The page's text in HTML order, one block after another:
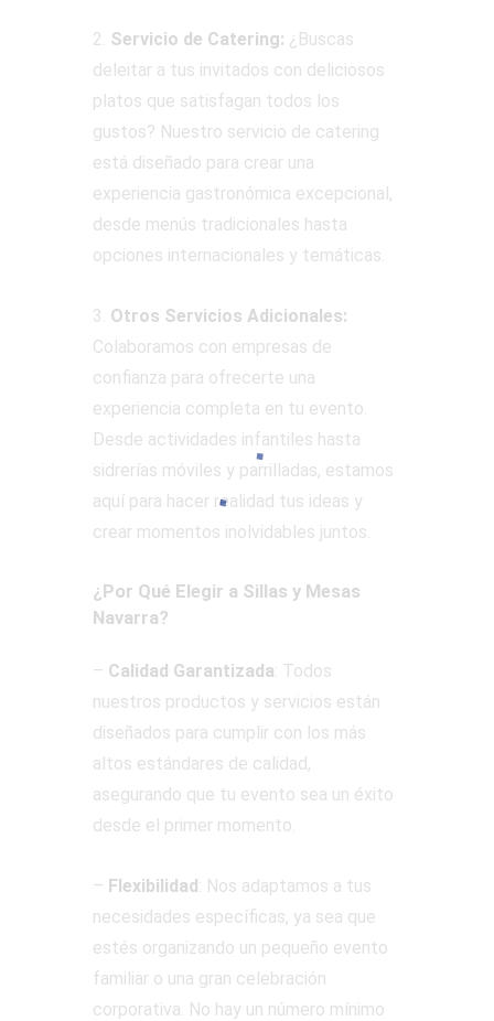
2. Servicio de Catering: ¿Buscas
deleitar a tus invitados con deliciosos
platos que satisfagan todos los
gustos? Nuestro servicio de catering
está diseñado para crear una
experiencia gastronómica excepcional,
desde menús tradicionales hasta
opciones internacionales y temáticas.
3. Otros Servicios Adicionales:
Colaboramos con empresas de
confianza para ofrecerte una
experiencia completa en tu evento.
Desde actividades infantiles hasta
sidrerías móviles y parrilladas, estamos
aquí para hacer realidad tus ideas y
crear momentos inolvidables juntos.
¿Por Qué Elegir a Sillas y Mesas
Navarra?
– Calidad Garantizada: Todos
nuestros productos y servicios están
diseñados para cumplir con los más
altos estándares de calidad,
asegurando que tu evento sea un éxito
desde el primer momento.
– Flexibilidad: Nos adaptamos a tus
necesidades específicas, ya sea que
estés organizando un pequeño evento
familiar o una gran celebración
corporativa. No hay un número mínimo